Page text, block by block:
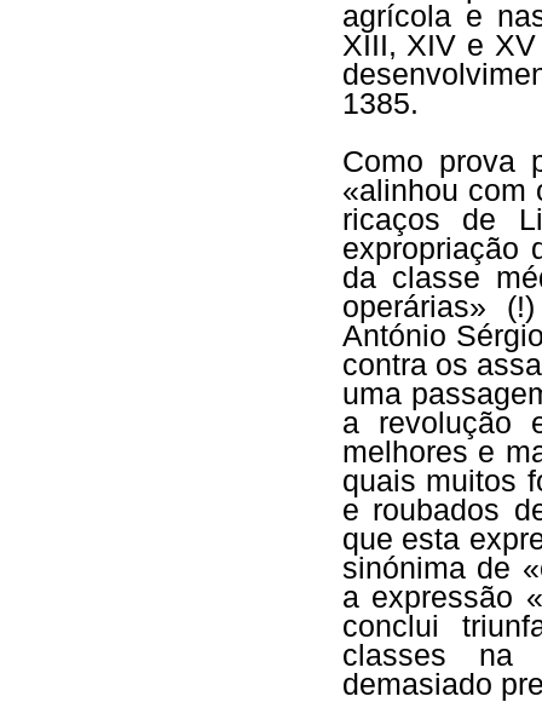
agrícola e
XIII, XIV e
1385.
Como prova
«alinhou com
ricaços de
expropriação
da classe
operárias»
António
contra os
uma
a revolução
melhores e
quais muitos
e roubados
que esta
sinónima de
a expressão
conclui
classes na
demasiado